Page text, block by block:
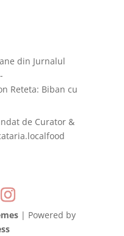
din Jurnalul
Reteta: Biban cu
de Curator &
| Powered by